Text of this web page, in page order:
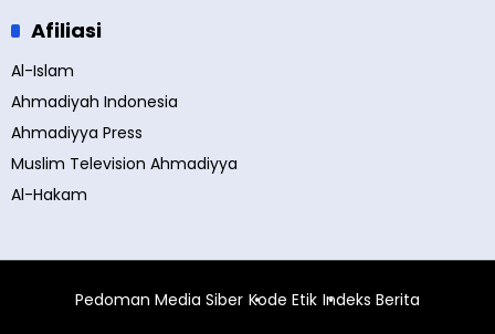
Afiliasi
Al-Islam
Ahmadiyah Indonesia
Ahmadiyya Press
Muslim Television Ahmadiyya
Al-Hakam
Pedoman Media Siber Kode Etik Indeks Berita